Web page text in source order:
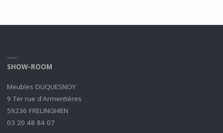
SHOW-ROOM
Meubles DUQUESNOY
9 Ter rue d'Armentières
59236 FRELINGHIEN
03 20 48 84 07